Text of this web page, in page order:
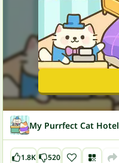
My Purrfect Cat Hotel
1.8K 520